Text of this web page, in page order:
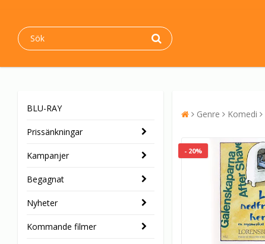
BLU-RAY
Prissänkningar
Kampanjer
Begagnat
Nyheter
Kommande filmer
Genre Komedi
- 20%